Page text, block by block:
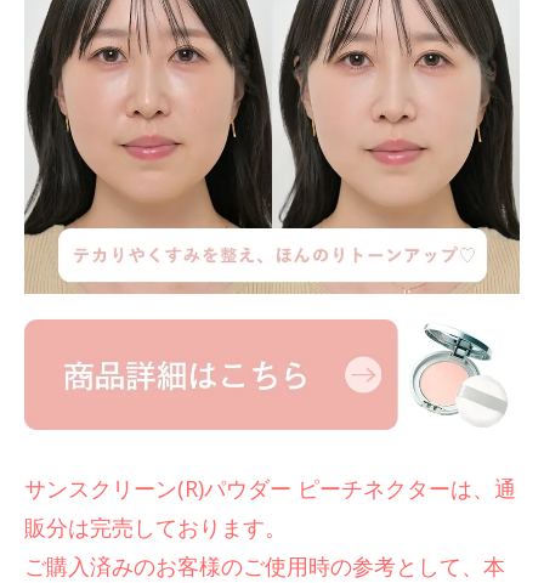
サンスクリーン(R)パウダー ピーチネクターは、通
販分は完売しております。
ご購入済みのお客様のご使用時の参考として、本